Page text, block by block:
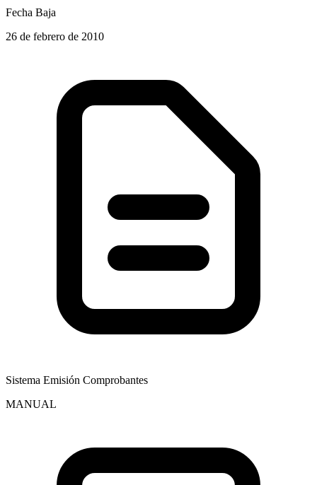
Fecha Baja
26 de febrero de 2010
Sistema Emisión Comprobantes
MANUAL